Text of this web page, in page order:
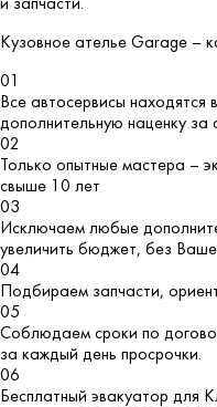
и запчасти.
Кузовное ателье Garage –
01
Все автосервисы
дополнительную наценку за
02
Только опытные мастера –
свыше 10 лет
03
Исключаем любые
увеличить бюджет, без
04
Подбираем запчасти,
05
Соблюдаем сроки по
за каждый день просрочки.
06
Бесплатный эвакуатор для